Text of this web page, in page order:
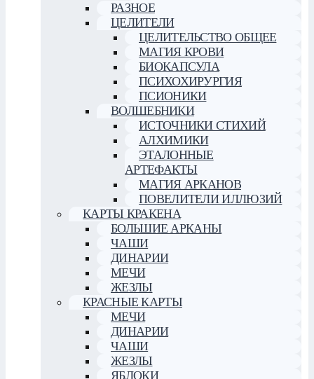
РАЗНОЕ
ЦЕЛИТЕЛИ
ЦЕЛИТЕЛЬСТВО ОБЩЕЕ
МАГИЯ КРОВИ
БИОКАПСУЛА
ПСИХОХИРУРГИЯ
ПСИОНИКИ
ВОЛШЕБНИКИ
ИСТОЧНИКИ СТИХИЙ
АЛХИМИКИ
ЭТАЛОННЫЕ
АРТЕФАКТЫ
МАГИЯ АРКАНОВ
ПОВЕЛИТЕЛИ ИЛЛЮЗИЙ
КАРТЫ КРАКЕНА
БОЛЬШИЕ АРКАНЫ
ЧАШИ
ДИНАРИИ
МЕЧИ
ЖЕЗЛЫ
КРАСНЫЕ КАРТЫ
МЕЧИ
ДИНАРИИ
ЧАШИ
ЖЕЗЛЫ
ЯБЛОКИ